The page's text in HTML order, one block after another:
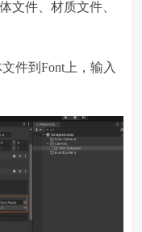
文件、材质文件、
件到Font上，输入